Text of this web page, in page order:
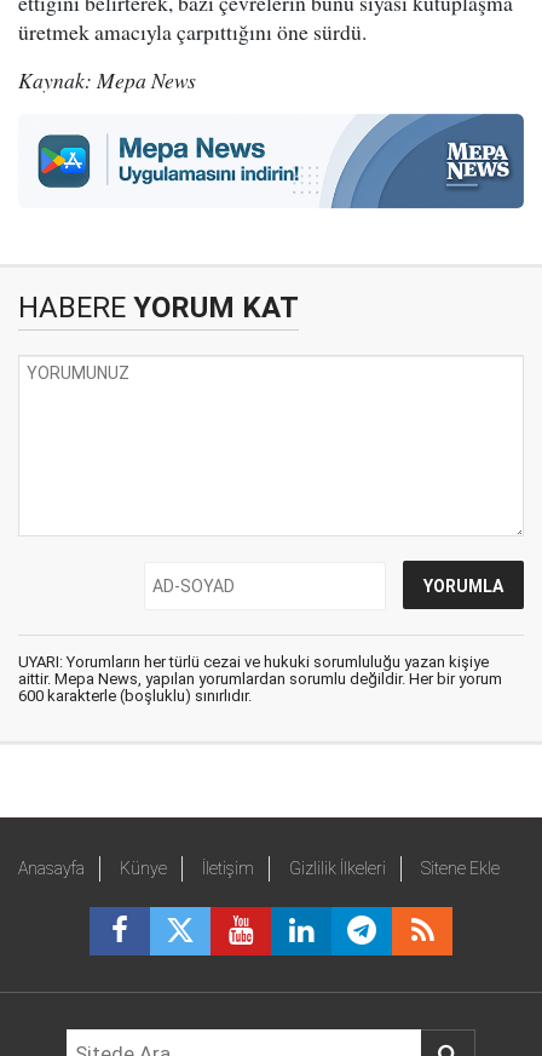
üretmek amacıyla çarpıttığını öne sürdü.
Kaynak: Mepa News
HABERE YORUM KAT
UYARI: Yorumların her türlü cezai ve hukuki sorumluluğu yazan kişiye
aittir. Mepa News, yapılan yorumlardan sorumlu değildir. Her bir yorum
600 karakterle (boşluklu) sınırlıdır.
Anasayfa Künye İletişim Gizlilik İlkeleri Sitene Ekle